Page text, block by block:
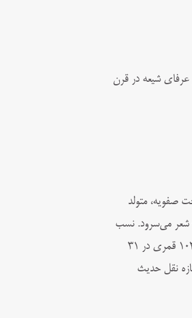
و عرفای شیعه در قرن
قمری در اصفهان، پایتخت صفویه، متولد
شعر می‌سرود. نسب
محمدتقی از پدر به ابونعیم اصفهانی و از مادر به محمد بن حسن نطنزی می‌رسد. وی در سال ۱۰۳۴ قمری در ۳۱
اجازه نقل حدیث